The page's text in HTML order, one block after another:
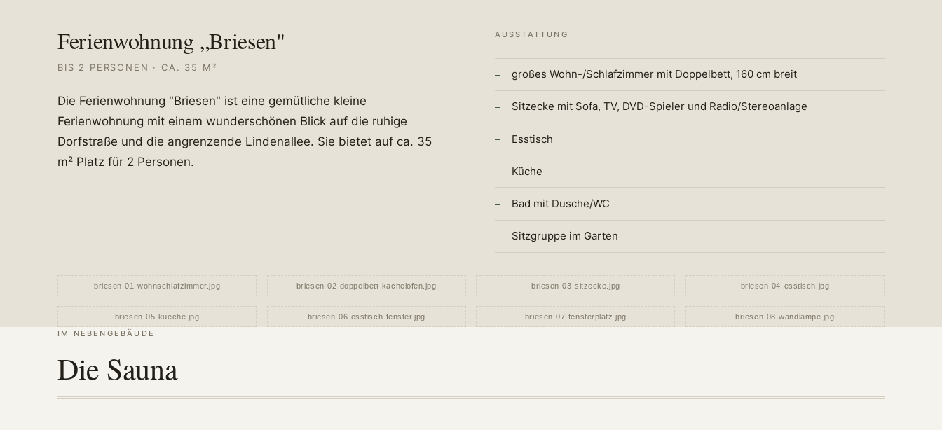
Ferienwohnung „Briesen"
BIS 2 PERSONEN · CA. 35 M²
Die Ferienwohnung "Briesen" ist eine gemütliche kleine
Ferienwohnung mit einem wunderschönen Blick auf die ruhige
Dorfstraße und die angrenzende Lindenallee. Sie bietet auf ca. 35
m² Platz für 2 Personen.
AUSSTATTUNG
großes Wohn-/Schlafzimmer mit Doppelbett, 160 cm breit
Sitzecke mit Sofa, TV, DVD-Spieler und Radio/Stereoanlage
Esstisch
Küche
Bad mit Dusche/WC
Sitzgruppe im Garten
IM NEBENGEBÄUDE
Die Sauna